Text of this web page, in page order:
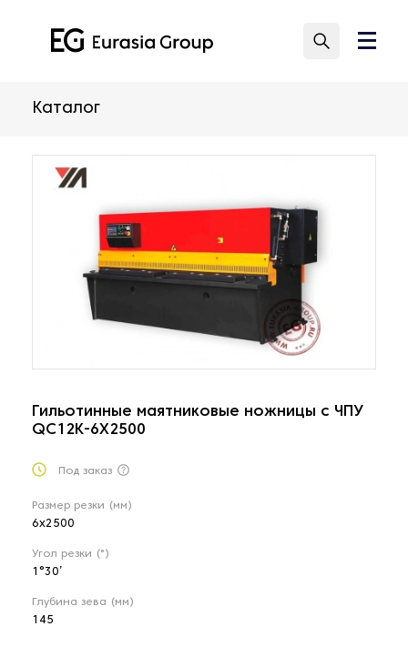
Каталог
Гильотинные маятниковые ножницы с ЧПУ
QC12К-6X2500
Под заказ
Размер резки (мм)
6x2500
Угол резки (°)
1°30’
Глубина зева (мм)
145